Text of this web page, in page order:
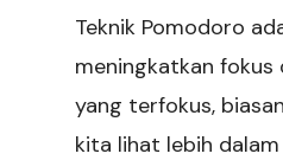
Teknik Pomodoro
meningkatkan fokus
yang terfokus,
kita lihat lebih